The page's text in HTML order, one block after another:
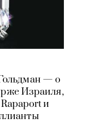
— о
Израиля,
и